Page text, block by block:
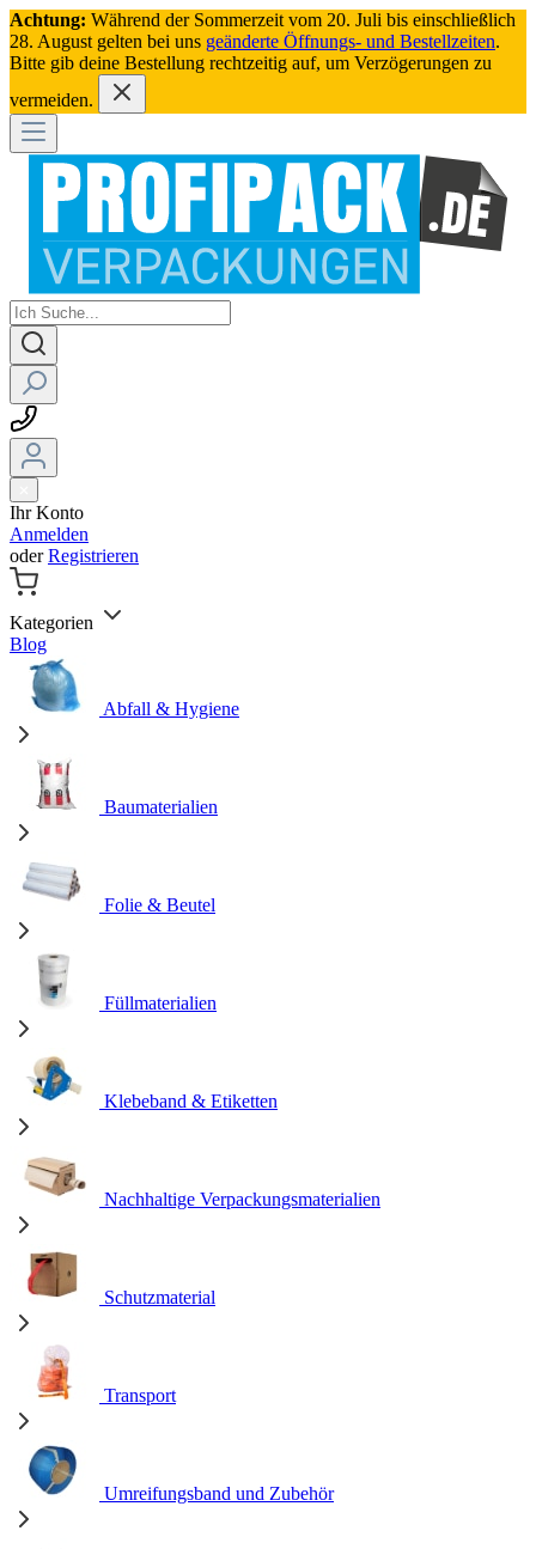
Achtung: Während der Sommerzeit vom 20. Juli bis einschließlich
28. August gelten bei uns geänderte Öffnungs- und Bestellzeiten.
Bitte gib deine Bestellung rechtzeitig auf, um Verzögerungen zu
vermeiden.
Ihr Konto
Anmelden
oderRegistrieren
Kategorien
Blog
Abfall & Hygiene
Baumaterialien
Folie & Beutel
Füllmaterialien
Klebeband & Etiketten
Nachhaltige Verpackungsmaterialien
Schutzmaterial
Transport
Umreifungsband und Zubehör